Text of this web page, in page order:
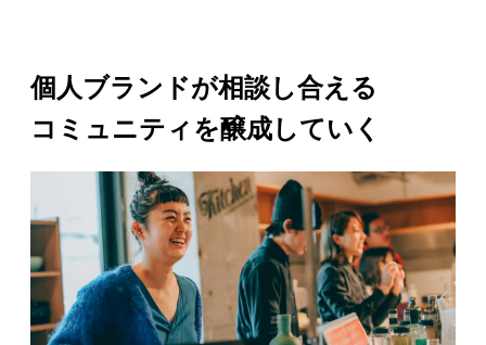
個人ブランドが相談し合える
コミュニティを醸成していく